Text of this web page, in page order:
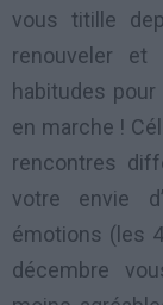
vous titille
renouveler
habitudes
en marche !
rencontres
votre envie
émotions (les
décembre